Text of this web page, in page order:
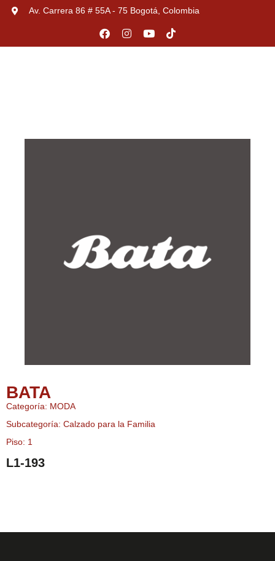
Av. Carrera 86 # 55A - 75 Bogotá, Colombia
BATA
Categoría: MODA
Subcategoría: Calzado para la Familia
Piso: 1
L1-193